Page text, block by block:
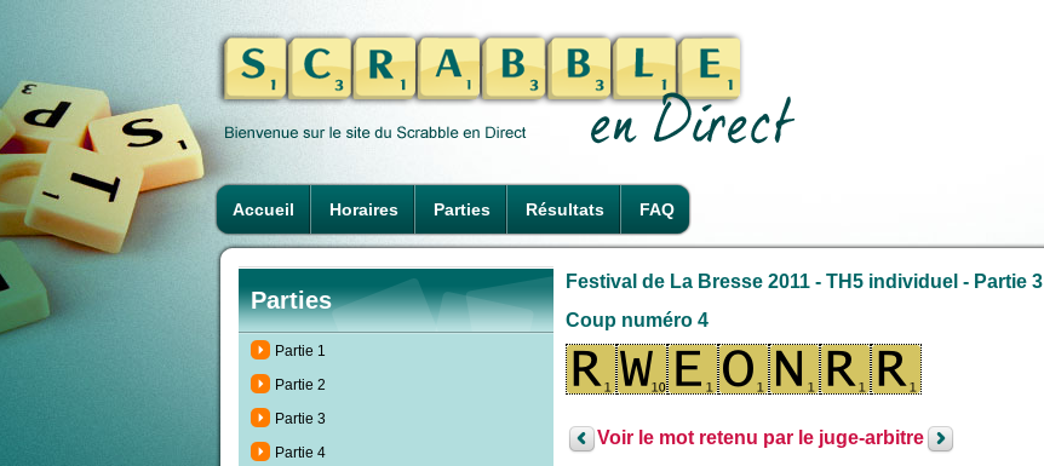
Accueil Horaires Parties Résultats FAQ
Parties
Partie 1
Partie 2
Partie 3
Partie 4
Festival de La Bresse 2011 - TH5 individuel - Partie 3
Coup numéro 4
Voir le mot retenu par le juge-arbitre